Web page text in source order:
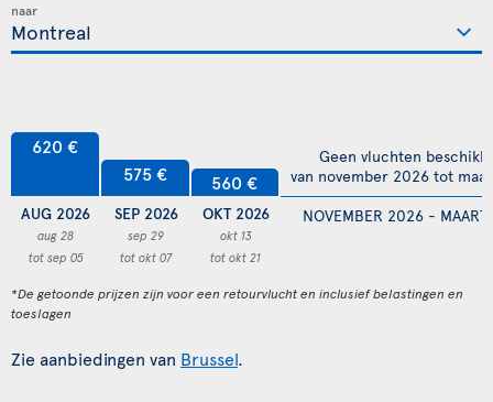
naar
620 €
AUG 2026
aug 28
tot sep 05
575 €
SEP 2026
sep 29
tot okt 07
560 €
OKT 2026
okt 13
tot okt 21
NOVEMBER 2026 -
Geen vluchten
van november 2026 tot
*De getoonde prijzen zijn voor een retourvlucht en inclusief belastingen en
toeslagen
Zie aanbiedingen van Brussel.